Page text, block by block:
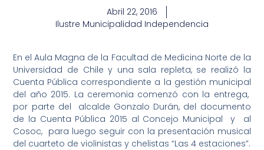
Abril 22, 2016
Ilustre Municipalidad Independencia
En el Aula Magna de la Facultad de Medicina Norte de la
Universidad de Chile y una sala repleta, se realizó la
Cuenta Pública correspondiente a la gestión municipal
del año 2015. La ceremonia comenzó con la entrega,
por parte del alcalde Gonzalo Durán, del documento
de la Cuenta Pública 2015 al Concejo Municipal y al
Cosoc, para luego seguir con la presentación musical
del cuarteto de violinistas y chelistas “Las 4 estaciones”.